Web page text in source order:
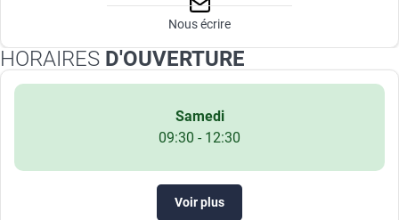
Nous écrire
HORAIRES D'OUVERTURE
Samedi
09:30 - 12:30
Voir plus